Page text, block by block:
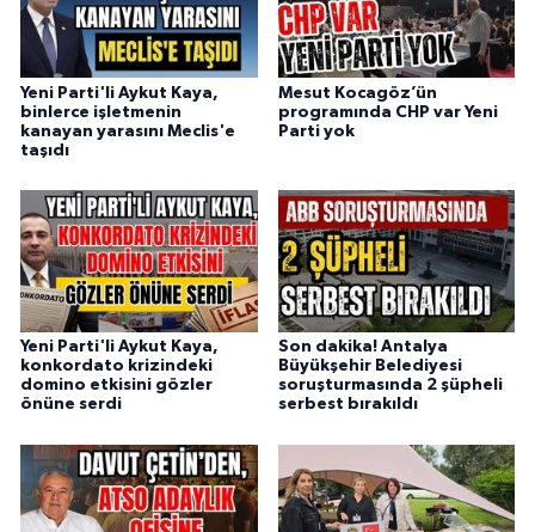
Yeni Parti'li Aykut Kaya,
binlerce işletmenin
kanayan yarasını Meclis'e
taşıdı
Mesut Kocagöz’ün
programında CHP var Yeni
Parti yok
Yeni Parti'li Aykut Kaya,
konkordato krizindeki
domino etkisini gözler
önüne serdi
Son dakika! Antalya
Büyükşehir Belediyesi
soruşturmasında 2 şüpheli
serbest bırakıldı